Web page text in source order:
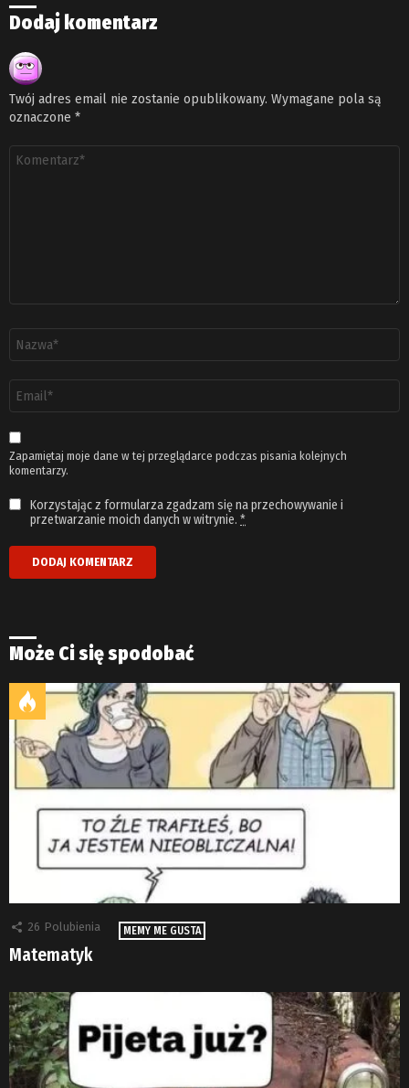
Dodaj komentarz
Twój adres email nie zostanie opublikowany. Wymagane pola są
oznaczone *
Komentarz
email
*
Zapamiętaj moje dane w tej przeglądarce podczas pisania kolejnych
komentarzy.
Korzystając z formularza zgadzam się na przechowywanie i
przetwarzanie moich danych w witrynie. *
Może Ci się spodobać
26 Polubienia MEMY ME GUSTA
Matematyk